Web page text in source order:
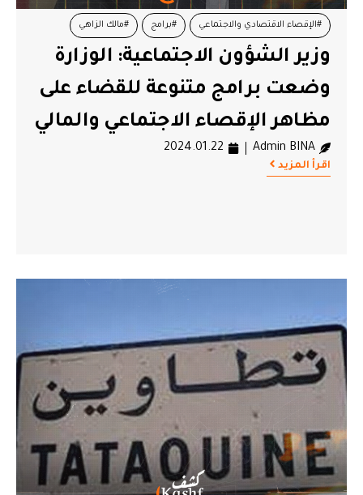
#الإقصاء الاقتصادي والاجتماعي #برامج #مالك الزاهي
#وزير الشؤون الاجتماعية
وزير الشؤون الاجتماعية: الوزارة
وضعت برامج متنوعة للقضاء على
مظاهر الإقصاء الاجتماعي والمالي
Admin BINA
2024.01.22
اقرأ المزيد